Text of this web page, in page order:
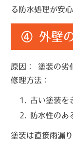
る防水処理が安心
④ 外壁
原因：
塗装の劣
修理方法：
古い塗装を
防水性のあ
塗装は直接雨漏